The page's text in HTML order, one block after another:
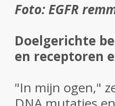
Foto: EGFR
Doelgerichte
en receptoren
"In mijn ogen,"